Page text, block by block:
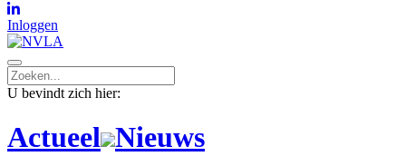
Inloggen
U bevindt zich hier:
Actueel Nieuws